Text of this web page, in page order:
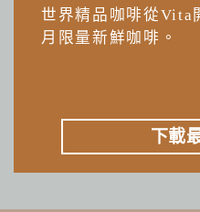
世界精品咖啡從Vita
月限量新鮮咖啡。
下載